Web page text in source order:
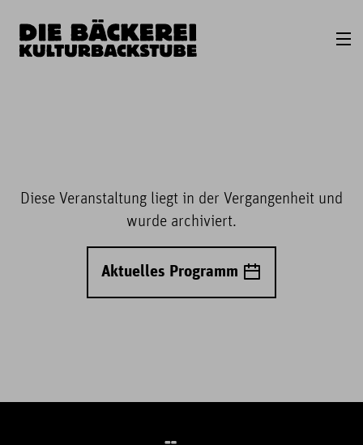
Diese Veranstaltung liegt in der Vergangenheit und
wurde archiviert.
Aktuelles Programm